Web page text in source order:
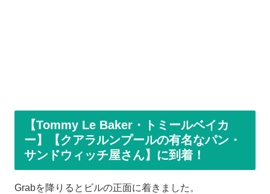
【Tommy Le Baker・トミールベイカ
ー】【クアラルンプールの有名なパン・
サンドウィッチ屋さん】に到着！
Grabを降りるとビルの正面に着きました。